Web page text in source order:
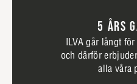
5 ÅRS
ILVA går långt
och därför
alla våra